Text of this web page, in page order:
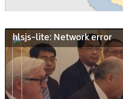
hlsjs-lite: Network error